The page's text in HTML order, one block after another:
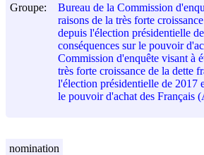
Groupe:
Bureau de la Commission
raisons de la très forte
depuis l'élection présidentielle
conséquences sur le pouvoir
Commission d'enquête visant à
très forte croissance de la dette
l'élection présidentielle de 2017
le pouvoir d'achat des Français
nomination